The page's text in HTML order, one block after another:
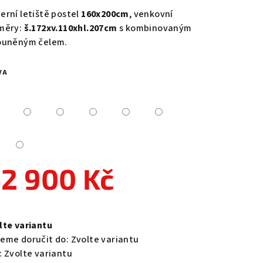
letiště postel 160x200cm, venkovní
š.172xv.110xhl.207cm s kombinovaným
čelem.
900 Kč
variantu
doručit do: Zvolte variantu
Zvolte variantu